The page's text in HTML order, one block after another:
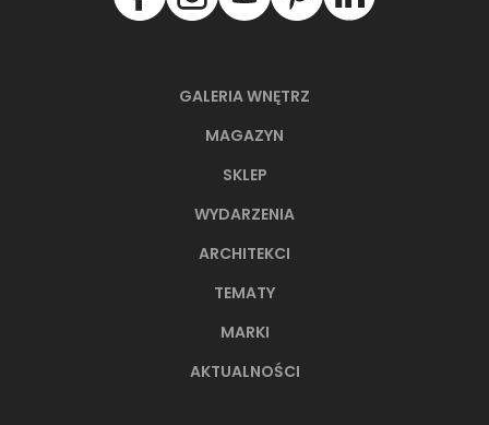
GALERIA WNĘTRZ
MAGAZYN
SKLEP
WYDARZENIA
ARCHITEKCI
TEMATY
MARKI
AKTUALNOŚCI